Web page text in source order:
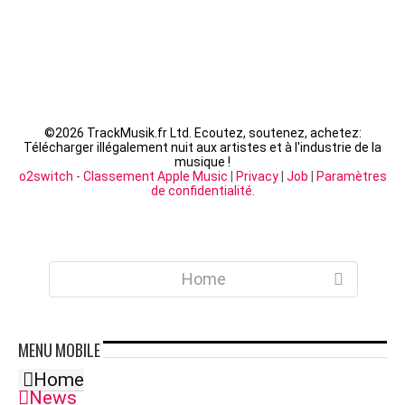
©2026 TrackMusik.fr Ltd. Ecoutez, soutenez, achetez:
Télécharger illégalement nuit aux artistes et à l'industrie de la
musique !
o2switch - Classement Apple Music Privacy| Job
Paramètres
de confidentialité
Home
MENUMOBILE
Home
News